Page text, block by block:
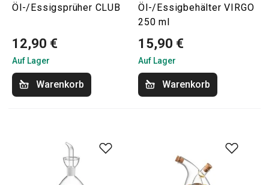
Öl-/Essigsprüher CLUB
12,90 €
Auf Lager
Warenkorb
Öl-/Essigbehälter VIRGO
250 ml
15,90 €
Auf Lager
Warenkorb